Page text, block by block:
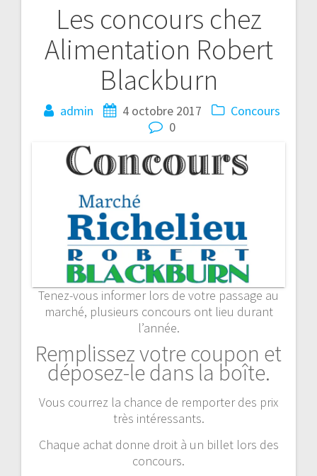
Les concours chez
Alimentation Robert
Blackburn
admin 4 octobre 2017
Concours
0
Tenez-vous informer lors de votre passage au
marché, plusieurs concours ont lieu durant
l’année.
Remplissez votre coupon et
déposez-le dans la boîte.
Vous courrez la chance de remporter des prix
très intéressants.
Chaque achat donne droit à un billet lors des
concours.
Navigation
de